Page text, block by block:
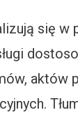
się
aktów